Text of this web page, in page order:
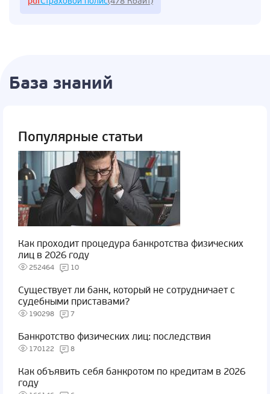
База знаний
Популярные статьи
Как проходит процедура банкротства физических
лиц в 2026 году
252464 10
Существует ли банк, который не сотрудничает с
судебными приставами?
190298 7
Банкротство физических лиц: последствия
170122 8
Как объявить себя банкротом по кредитам в 2026
году